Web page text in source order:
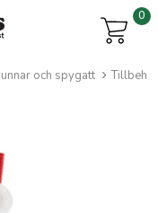
0
och spygatt
Tillbeh